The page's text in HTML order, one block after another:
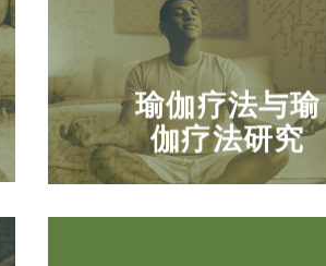
瑜伽疗法与瑜
伽疗法研究